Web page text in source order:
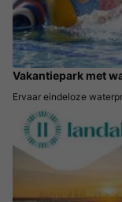
Vakantiepark met
Ervaar eindeloze